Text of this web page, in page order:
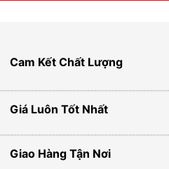
Cam Kết Chất Lượng
Giá Luôn Tốt Nhất
Giao Hàng Tận Nơi